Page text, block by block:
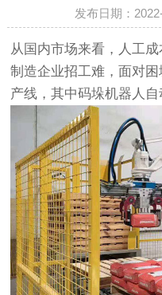
发布日期：
从国内市场来看，人工
制造企业招工难，面对
产线，其中码垛机器人自